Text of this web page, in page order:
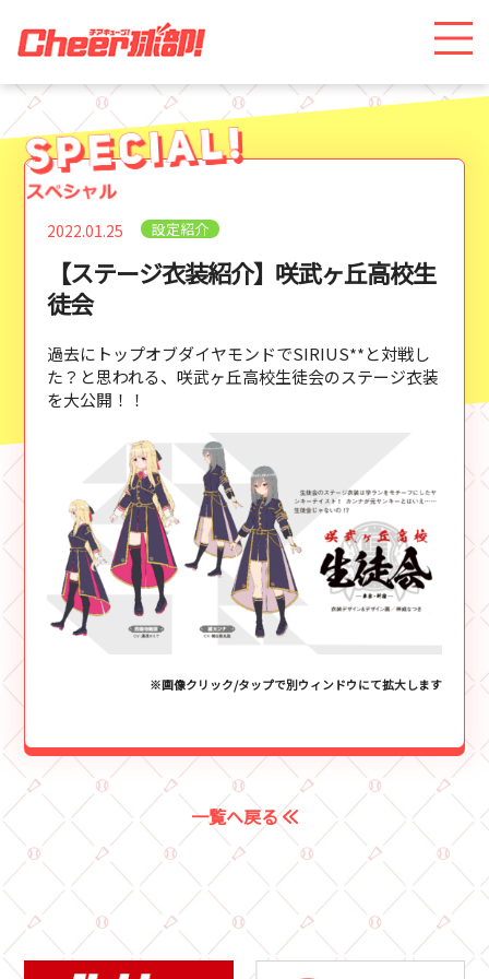
2022.01.25 設定紹介
【ステージ衣装紹介】咲武ヶ丘高校生
徒会
過去にトップオブダイヤモンドでSIRIUS**と対戦し
た？と思われる、咲武ヶ丘高校生徒会のステージ衣装
を大公開！！
※画像クリック/タップで別ウィンドウにて拡大します
一覧へ戻る